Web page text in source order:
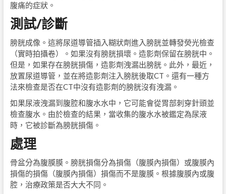
腹痛的症狀。
測試/診斷
膀胱成像。這將尿道導管插入糊狀劑進入膀胱並轉發熒光檢查
（實時拍攝卷）。如果沒有膀胱損壞。造影劑保留在膀胱中。
但是，如果存在膀胱損傷，造影劑洩漏出膀胱。此外，最近，
放置尿道導管，並在將造影劑注入膀胱後取CT。還有一種方
法來檢查是否在CT中沒有造影劑的膀胱沒有洩漏。
如果尿液洩漏到腹腔和腹水水中，它可能會從胃部刺穿針頭並
檢查腹水。由於檢查的結果，當收集的腹水水被鑑定為尿液
時，它被診斷為膀胱損傷。
處理
骨盆分為腹膜膜。膀胱損傷分為損傷（腹膜內損傷）或腹膜內
損傷的損傷（腹膜內損傷）損傷而不是腹膜。根據腹膜內或腹
腔，治療政策是否大大不同。